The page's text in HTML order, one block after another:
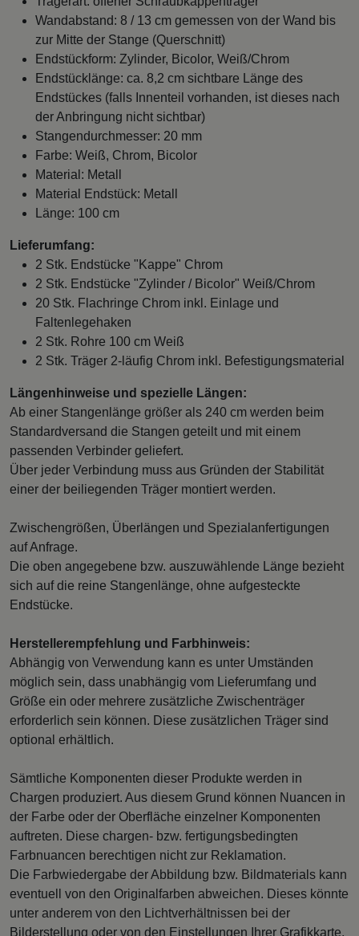
Wandabstand: 8 / 13 cm gemessen von der Wand bis
zur Mitte der Stange (Querschnitt)
Endstückform: Zylinder, Bicolor, Weiß/Chrom
Endstücklänge: ca. 8,2 cm sichtbare Länge des
Endstückes (falls Innenteil vorhanden, ist dieses nach
der Anbringung nicht sichtbar)
Stangendurchmesser: 20 mm
Farbe: Weiß, Chrom, Bicolor
Material: Metall
Material Endstück: Metall
Länge: 100 cm
Lieferumfang:
2 Stk. Endstücke "Kappe" Chrom
2 Stk. Endstücke "Zylinder / Bicolor" Weiß/Chrom
20 Stk. Flachringe Chrom inkl. Einlage und
Faltenlegehaken
2 Stk. Rohre 100 cm Weiß
2 Stk. Träger 2-läufig Chrom inkl. Befestigungsmaterial
Längenhinweise und spezielle Längen:
Ab einer Stangenlänge größer als 240 cm werden beim
Standardversand die Stangen geteilt und mit einem
passenden Verbinder geliefert.
Über jeder Verbindung muss aus Gründen der Stabilität
einer der beiliegenden Träger montiert werden.
Zwischengrößen, Überlängen und Spezialanfertigungen
auf Anfrage.
Die oben angegebene bzw. auszuwählende Länge bezieht
sich auf die reine Stangenlänge, ohne aufgesteckte
Endstücke.
Herstellerempfehlung und Farbhinweis:
Abhängig von Verwendung kann es unter Umständen
möglich sein, dass unabhängig vom Lieferumfang und
Größe ein oder mehrere zusätzliche Zwischenträger
erforderlich sein können. Diese zusätzlichen Träger sind
optional erhältlich.
Sämtliche Komponenten dieser Produkte werden in
Chargen produziert. Aus diesem Grund können Nuancen in
der Farbe oder der Oberfläche einzelner Komponenten
auftreten. Diese chargen- bzw. fertigungsbedingten
Farbnuancen berechtigen nicht zur Reklamation.
Die Farbwiedergabe der Abbildung bzw. Bildmaterials kann
eventuell von den Originalfarben abweichen. Dieses könnte
unter anderem von den Lichtverhältnissen bei der
Bilderstellung oder von den Einstellungen Ihrer Grafikkarte,